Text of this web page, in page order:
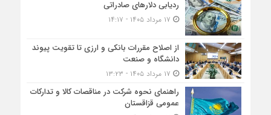
ردیابی دلارهای صادراتی
از اصلاح مقررات بانکی و ارزی تا تقویت پیوند
دانشگاه و صنعت
راهنمای نحوه شرکت در مناقصات کالا و تدارکات
عمومی قزاقستان